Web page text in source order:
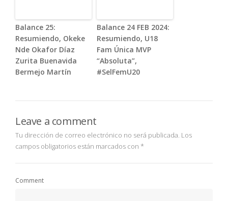
Balance 25:
Resumiendo, Okeke
Nde Okafor Díaz
Zurita Buenavida
Bermejo Martín
Balance 24 FEB 2024:
Resumiendo, U18
Fam Única MVP
“Absoluta”,
#SelFemU20
Leave a comment
Tu dirección de correo electrónico no será publicada. Los
campos obligatorios están marcados con *
Comment